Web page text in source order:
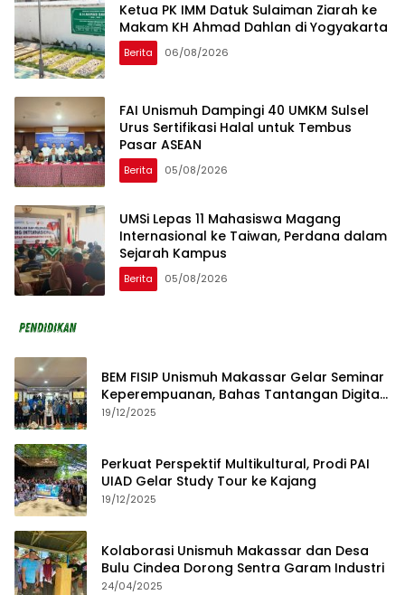
Ketua PK IMM Datuk Sulaiman Ziarah ke
Makam KH Ahmad Dahlan di Yogyakarta
Berita 06/08/2026
FAI Unismuh Dampingi 40 UMKM Sulsel
Urus Sertifikasi Halal untuk Tembus
Pasar ASEAN
Berita 05/08/2026
UMSi Lepas 11 Mahasiswa Magang
Internasional ke Taiwan, Perdana dalam
Sejarah Kampus
Berita 05/08/2026
BEM FISIP Unismuh Makassar Gelar Seminar
Keperempuanan, Bahas Tantangan Digital
dan Budaya Lokal
19/12/2025
Perkuat Perspektif Multikultural, Prodi PAI
UIAD Gelar Study Tour ke Kajang
19/12/2025
Kolaborasi Unismuh Makassar dan Desa
Bulu Cindea Dorong Sentra Garam Industri
24/04/2025